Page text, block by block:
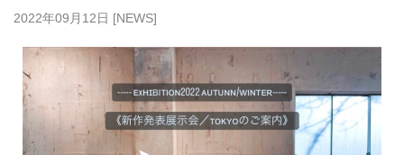
2022年09月12日 [NEWS]